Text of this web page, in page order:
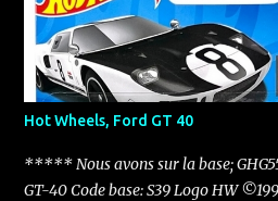
Hot Wheels, Ford GT 40
***** Nous avons sur la base;
GT-40 Code base: S39 Logo HW